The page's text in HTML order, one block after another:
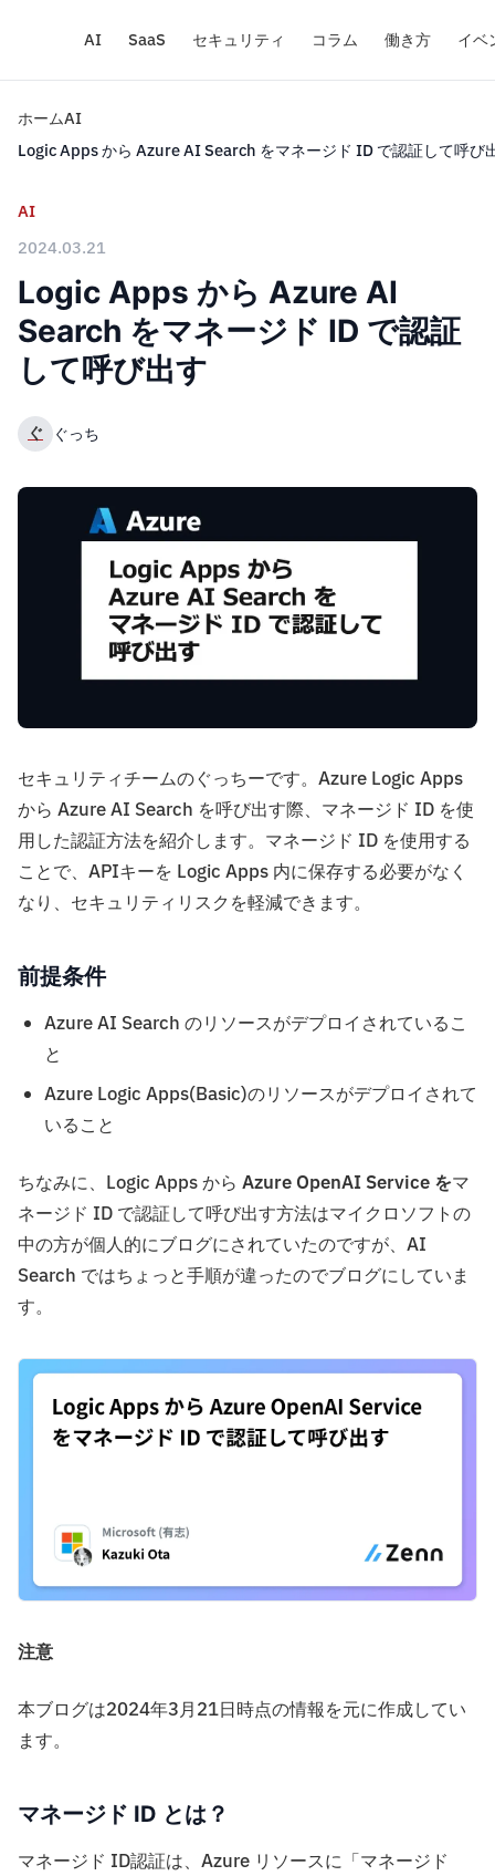
AI SaaS セキュリティ コラム 働き方 イベ
ホームAI
Logic Apps から Azure AI Search をマネージド ID で認証して呼び
AI
2024.03.21
Logic Apps から Azure AI
Search をマネージド ID で認証
して呼び出す
ぐ ぐっち
セキュリティチームのぐっちーです。Azure Logic Apps
から Azure AI Search を呼び出す際、マネージド ID を使
用した認証方法を紹介します。マネージド ID を使用する
ことで、APIキーを Logic Apps 内に保存する必要がなく
なり、セキュリティリスクを軽減できます。
前提条件
Azure AI Search のリソースがデプロイされているこ
と
Azure Logic Apps(Basic)のリソースがデプロイされて
いること
ちなみに、Logic Apps から Azure OpenAI Service をマ
ネージド ID で認証して呼び出す方法はマイクロソフトの
中の方が個人的にブログにされていたのですが、AI
Search ではちょっと手順が違ったのでブログにしていま
す。
注意
本ブログは2024年3月21日時点の情報を元に作成してい
ます。
マネージド ID とは？
マネージド ID認証は、Azure リソースに「マネージド